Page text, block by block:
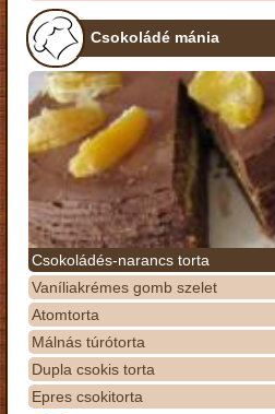
Csokoládé mánia
Csokoládés-narancs torta
Vaníliakrémes gomb szelet
Atomtorta
Málnás túrótorta
Dupla csokis torta
Epres csokitorta